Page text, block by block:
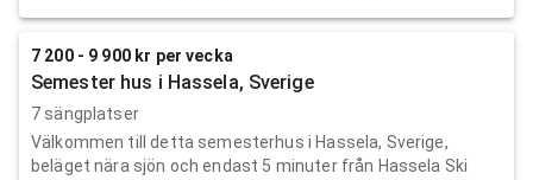
7 200 - 9 900 kr per vecka
Semester hus i Hassela, Sverige
7 sängplatser
Välkommen till detta semesterhus i Hassela, Sverige,
beläget nära sjön och endast 5 minuter från Hassela Ski